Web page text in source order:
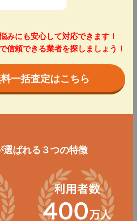
みにも安心して対応できます！
信頼できる業者を探しましょう！
一括査定はこちら
選ばれる３つの特徴